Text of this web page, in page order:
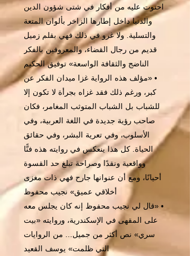
احتوت عليه من أفكار في شتى شؤون الدين
والدنيا داخل إطارها الزاخر بألوان المتعة
والتسلية. ولا غرو في ذلك فهي بقلم زميل
قديم من رجال القضاء، والمعروفين بالفكر
الناضج والثقافة الواسعة» توفيق الحكيم
• «مؤلف هذه الرواية غزا ميدان الفكر عن
كبر، ورغم ذلك فقد غزاه بجرأة لا تكون إلا
للشباب بل الشباب المتوثب المغامر، فكان
صاحب رؤية جديدة في اللغة العربية، وفي
الأسلوب، وفي تعرية البشر، وفي حقائق
الحياة. كل هذا ينعكس في روايته هذه فنًّا
وواقعية ونقدًا وصراحة تبلغ حد القسوة
أحيانًا، ومع أن عنوانها جارح فهي ذات مغزى
أخلاقي عميق» نجيب محفوظ
• «قال لي نجيب محفوظ إنه كان يجلس معه
على المقهى في الإسكندرية، وروايته «بيت
سري» نص أكثر من جميل... من الروايات
التي ظلمت» يوسف القعيد